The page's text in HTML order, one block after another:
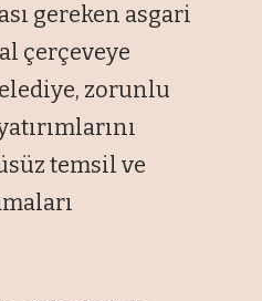
gereken asgari
çerçeveye
zorunlu
temsil ve